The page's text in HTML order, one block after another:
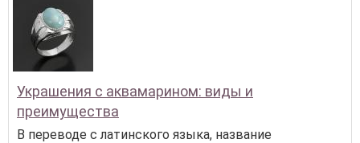
Украшения с аквамарином: виды и
преимущества
В переводе с латинского языка, название